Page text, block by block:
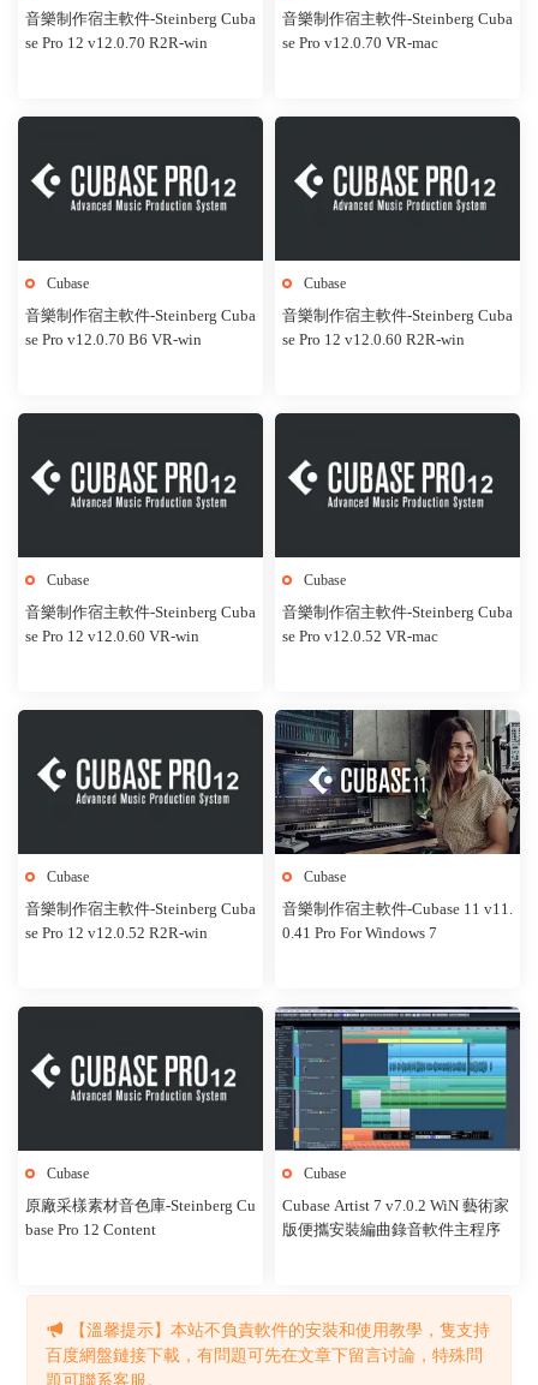
音樂制作宿主軟件-Steinberg Cuba
se Pro 12 v12.0.70 R2R-win
音樂制作宿主軟件-Steinberg Cuba
se Pro v12.0.70 VR-mac
Cubase
音樂制作宿主軟件-Steinberg Cuba
se Pro v12.0.70 B6 VR-win
Cubase
音樂制作宿主軟件-Steinberg Cuba
se Pro 12 v12.0.60 R2R-win
Cubase
音樂制作宿主軟件-Steinberg Cuba
se Pro 12 v12.0.60 VR-win
Cubase
音樂制作宿主軟件-Steinberg Cuba
se Pro v12.0.52 VR-mac
Cubase
音樂制作宿主軟件-Steinberg Cuba
se Pro 12 v12.0.52 R2R-win
Cubase
音樂制作宿主軟件-Cubase 11 v11.
0.41 Pro For Windows 7
Cubase
原廠采樣素材音色庫-Steinberg Cu
base Pro 12 Content
Cubase
Cubase Artist 7 v7.0.2 WiN 藝術家
版便攜安裝編曲錄音軟件主程序
1 2 下一頁
【溫馨提示】本站不負責軟件的安裝和使用教學，隻支持
百度網盤鏈接下載，有問題可先在文章下留言讨論，特殊問
題可聯系客服。